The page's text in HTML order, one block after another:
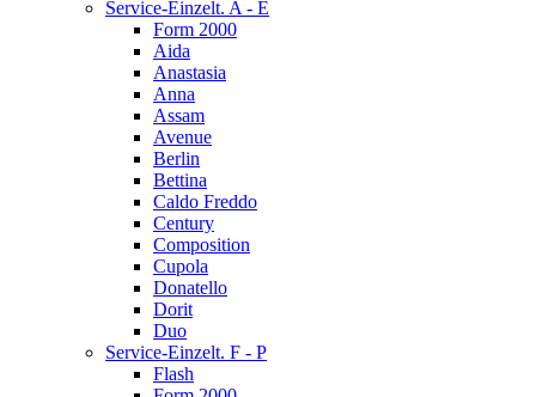
Service-Einzelt. A - E
Form 2000
Aida
Anastasia
Anna
Assam
Avenue
Berlin
Bettina
Caldo Freddo
Century
Composition
Cupola
Donatello
Dorit
Duo
Service-Einzelt. F - P
Flash